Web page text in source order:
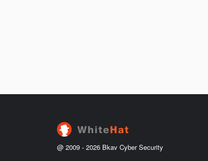
@ 2009 - 2026 Bkav Cyber Security